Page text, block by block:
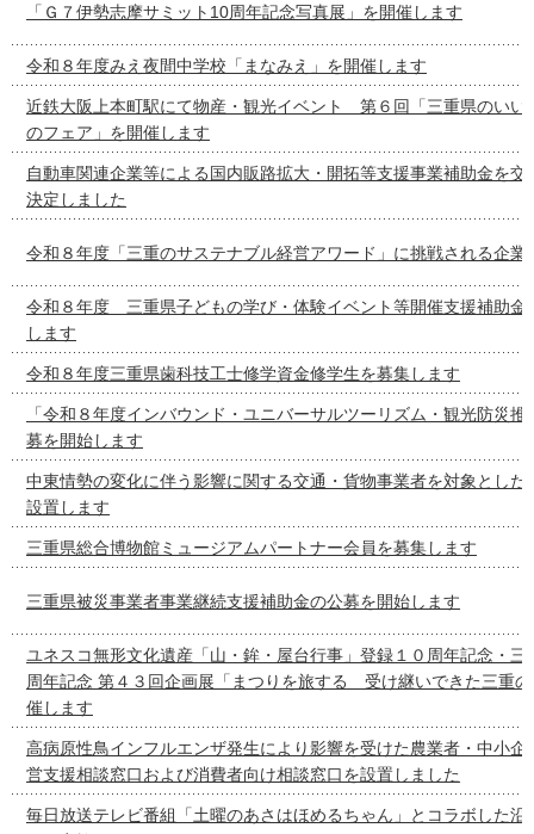
「Ｇ７伊勢志摩サミット10周年記念写真展」を開催します
令和８年度みえ夜間中学校「まなみえ」を開催します
近鉄大阪上本町駅にて物産・観光イベント 第６回「三重県のいい
のフェア」を開催します
自動車関連企業等による国内販路拡大・開拓等支援事業補助金を交
決定しました
令和８年度「三重のサステナブル経営アワード」に挑戦される企業
令和８年度 三重県子どもの学び・体験イベント等開催支援補助金
します
令和８年度三重県歯科技工士修学資金修学生を募集します
「令和８年度インバウンド・ユニバーサルツーリズム・観光防災
募を開始します
中東情勢の変化に伴う影響に関する交通・貨物事業者を対象とした
設置します
三重県総合博物館ミュージアムパートナー会員を募集します
三重県被災事業者事業継続支援補助金の公募を開始します
ユネスコ無形文化遺産「山・鉾・屋台行事」登録１０周年記念・三
周年記念 第４３回企画展「まつりを旅する 受け継いできた三重
催します
高病原性鳥インフルエンザ発生により影響を受けた農業者・中小企
営支援相談窓口および消費者向け相談窓口を設置しました
毎日放送テレビ番組「土曜のあさはほめるちゃん」とコラボした沿